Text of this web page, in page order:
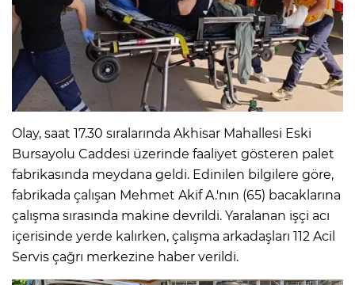
Olay, saat 17.30 sıralarında Akhisar Mahallesi Eski
Bursayolu Caddesi üzerinde faaliyet gösteren palet
fabrikasında meydana geldi. Edinilen bilgilere göre,
fabrikada çalışan Mehmet Akif A.'nın (65) bacaklarına
çalışma sırasında makine devrildi. Yaralanan işçi acı
içerisinde yerde kalırken, çalışma arkadaşları 112 Acil
Servis çağrı merkezine haber verildi.